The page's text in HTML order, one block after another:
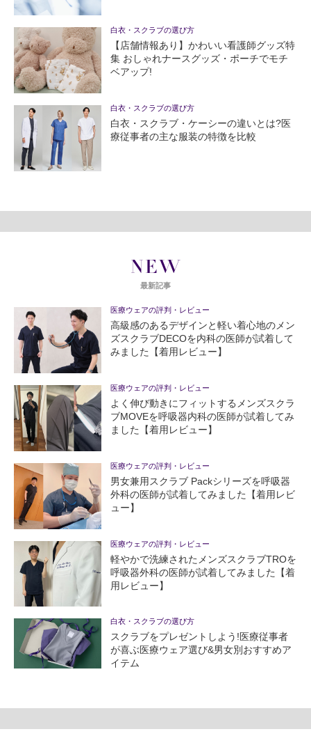
白衣・スクラブの選び方
【店舗情報あり】かわいい看護師グッズ特
集 おしゃれナースグッズ・ポーチでモチ
ベアップ!
白衣・スクラブの選び方
白衣・スクラブ・ケーシーの違いとは?医
療従事者の主な服装の特徴を比較
NEW
最新記事
医療ウェアの評判・レビュー
高級感のあるデザインと軽い着心地のメン
ズスクラブDECOを内科の医師が試着して
みました【着用レビュー】
医療ウェアの評判・レビュー
よく伸び動きにフィットするメンズスクラ
ブMOVEを呼吸器内科の医師が試着してみ
ました【着用レビュー】
医療ウェアの評判・レビュー
男女兼用スクラブ Packシリーズを呼吸器
外科の医師が試着してみました【着用レビ
ュー】
医療ウェアの評判・レビュー
軽やかで洗練されたメンズスクラブTROを
呼吸器外科の医師が試着してみました【着
用レビュー】
白衣・スクラブの選び方
スクラブをプレゼントしよう!医療従事者
が喜ぶ医療ウェア選び&男女別おすすめア
イテム